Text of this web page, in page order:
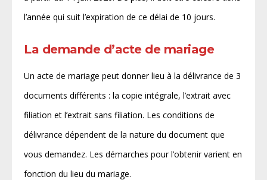
l’année qui suit l’expiration de ce délai de 10 jours.
La demande d’acte de mariage
Un acte de mariage peut donner lieu à la délivrance de 3
documents différents : la copie intégrale, l’extrait avec
filiation et l’extrait sans filiation. Les conditions de
délivrance dépendent de la nature du document que
vous demandez. Les démarches pour l’obtenir varient en
fonction du lieu du mariage.